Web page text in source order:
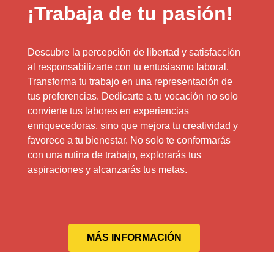
¡Trabaja de tu pasión!
Descubre la percepción de libertad y satisfacción
al responsabilizarte con tu entusiasmo laboral.
Transforma tu trabajo en una representación de
tus preferencias. Dedicarte a tu vocación no solo
convierte tus labores en experiencias
enriquecedoras, sino que mejora tu creatividad y
favorece a tu bienestar. No solo te conformarás
con una rutina de trabajo, explorarás tus
aspiraciones y alcanzarás tus metas.
MÁS INFORMACIÓN